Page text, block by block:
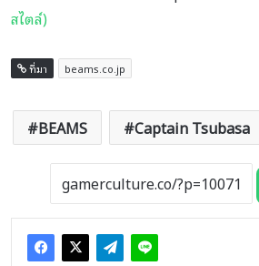
สไตล์)
ที่มา beams.co.jp
BEAMS Captain Tsubasa